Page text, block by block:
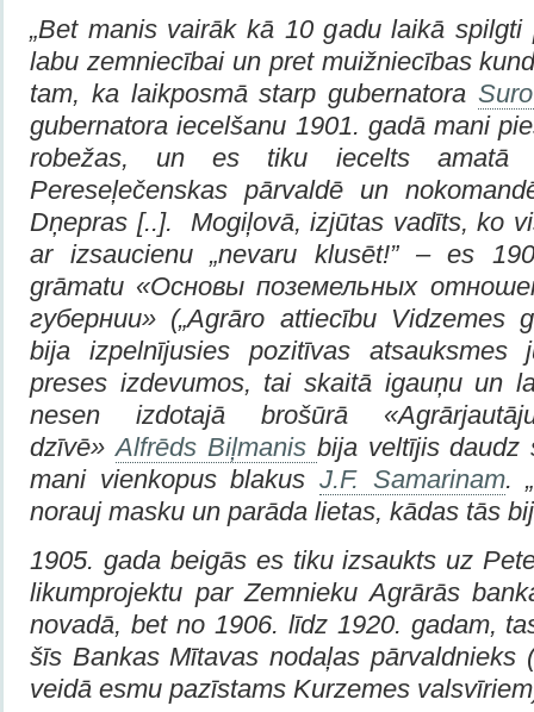
„Bet manis vairāk kā 10 gadu laikā spilgti
labu zemniecībai un pret muižniecības
tam, ka laikposmā starp gubernatora
gubernatora iecelšanu 1901. gadā mani
robežas, un es tiku iecelts amatā
Pereseļečenskas pārvaldē un
Dņepras [..]. Mogiļovā, izjūtas vadīts, ko
ar izsaucienu „nevaru klusēt!” – es
grāmatu «Основы поземельных
губернии» („Agrāro attiecību Vidzemes
bija izpelnījusies pozitīvas atsauksmes
preses izdevumos, tai skaitā igauņu un
nesen izdotajā brošūrā
dzīvē»Alfrēds Biļmanis bija veltījis daudz
mani vienkopus blakus J.F. Samarinam.
norauj masku un parāda lietas, kādas tās
1905. gada beigās es tiku izsaukts uz
likumprojektu par Zemnieku Agrārās
novadā, bet no 1906. līdz 1920. gadam,
šīs Bankas Mītavas nodaļas pārvaldnieks
veidā esmu pazīstams Kurzemes